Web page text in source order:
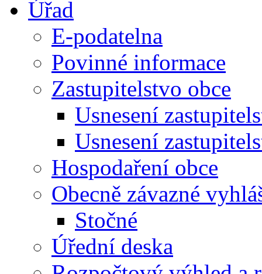
Úřad
E-podatelna
Povinné informace
Zastupitelstvo obce
Usnesení
Usnesení
Hospodaření obce
Obecně závazné
Stočné
Úřední deska